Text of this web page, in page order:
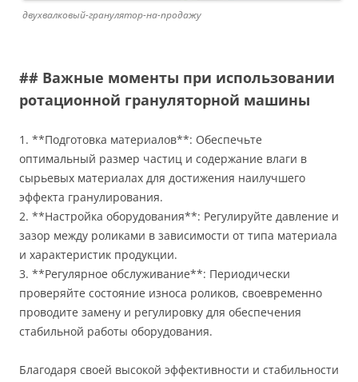
двухвалковый-гранулятор-на-продажу
## Важные моменты при использовании
ротационной грануляторной машины
1. **Подготовка материалов**: Обеспечьте
оптимальный размер частиц и содержание влаги в
сырьевых материалах для достижения наилучшего
эффекта гранулирования.
2. **Настройка оборудования**: Регулируйте давление и
зазор между роликами в зависимости от типа материала
и характеристик продукции.
3. **Регулярное обслуживание**: Периодически
проверяйте состояние износа роликов, своевременно
проводите замену и регулировку для обеспечения
стабильной работы оборудования.
Благодаря своей высокой эффективности и стабильности